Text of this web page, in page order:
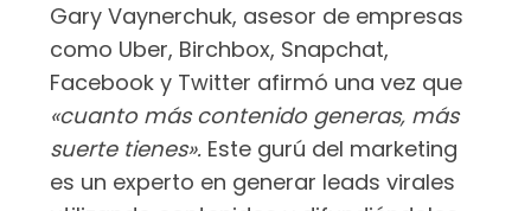
Gary Vaynerchuk, asesor de empresas
como Uber, Birchbox, Snapchat,
Facebook y Twitter afirmó una vez que
«cuanto más contenido generas, más
suerte tienes». Este gurú del marketing
es un experto en generar leads virales